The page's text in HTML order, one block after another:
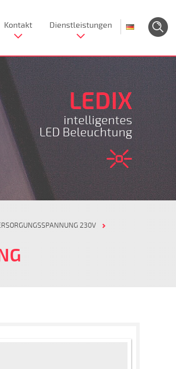
Kontakt Dienstleistungen
LEDIX
intelligentes
LED Beleuchtung
230V